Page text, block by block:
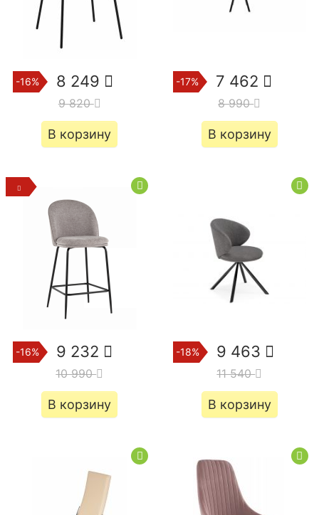
-16% 8 249
9 820
В корзину
-17% 7 462
8 990
В корзину
-16% 9 232
10 990
В корзину
-18% 9 463
11 540
В корзину